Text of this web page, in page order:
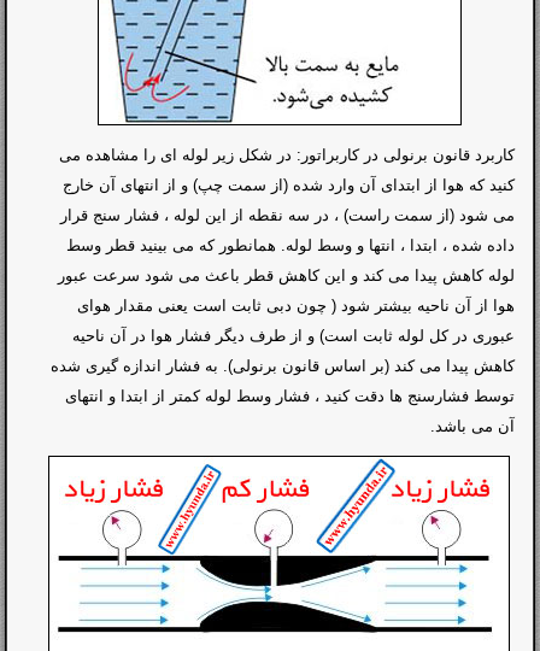
کاربرد قانون برنولی در کاربراتور: در شکل زیر لوله ای را مشاهده می
کنید که هوا از ابتدای آن وارد شده (از سمت چپ) و از انتهای آن خارج
می شود (از سمت راست) ، در سه نقطه از این لوله ، فشار سنج قرار
داده شده ، ابتدا ، انتها و وسط لوله. همانطور که می بینید قطر وسط
لوله کاهش پیدا می کند و این کاهش قطر باعث می شود سرعت عبور
هوا از آن ناحیه بیشتر شود ( چون دبی ثابت است یعنی مقدار هوای
عبوری در کل لوله ثابت است) و از طرف دیگر فشار هوا در آن ناحیه
کاهش پیدا می کند (بر اساس قانون برنولی). به فشار اندازه گیری شده
توسط فشارسنج ها دقت کنید ، فشار وسط لوله کمتر از ابتدا و انتهای
آن می باشد.